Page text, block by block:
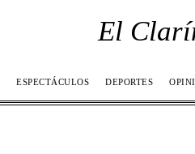
El
ESPECTÁCULOS DEPORTES